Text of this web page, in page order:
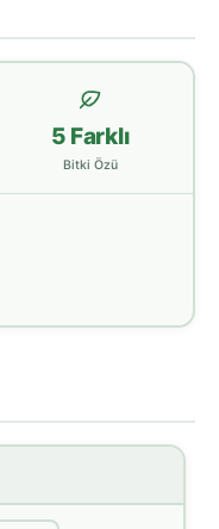
5 Farklı
Bitki Özü